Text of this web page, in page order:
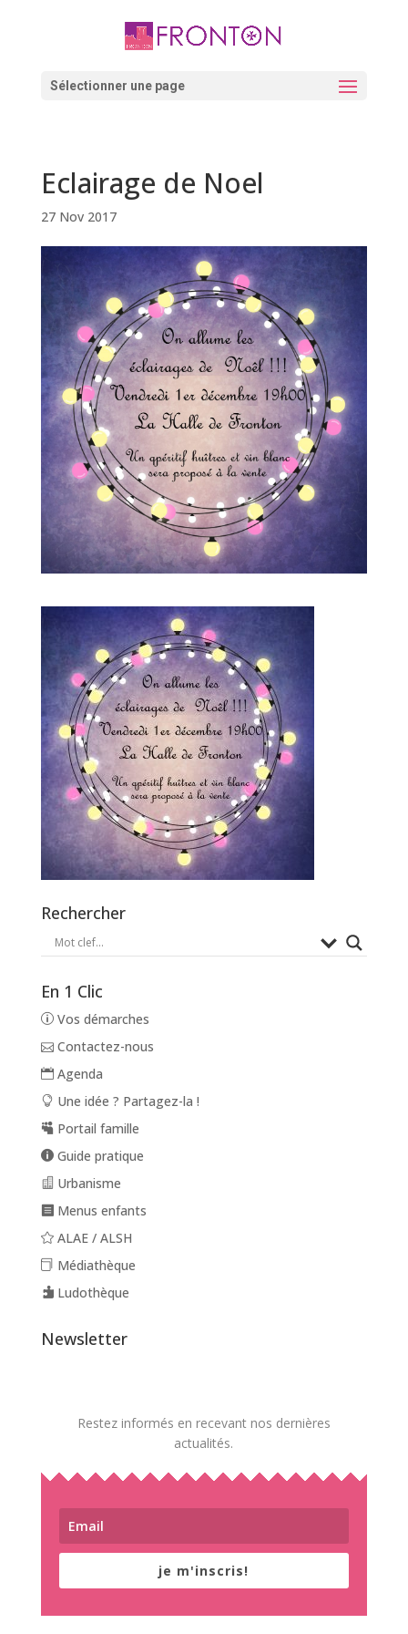
Sélectionner une page
Eclairage de Noel
27 Nov 2017
Rechercher
En 1 Clic
Vos démarches
Contactez-nous
Agenda
Une idée ? Partagez-la !
Portail famille
Guide pratique
Urbanisme
Menus enfants
ALAE / ALSH
Médiathèque
Ludothèque
Newsletter
Restez informés en recevant nos dernières
actualités.
je m'inscris!